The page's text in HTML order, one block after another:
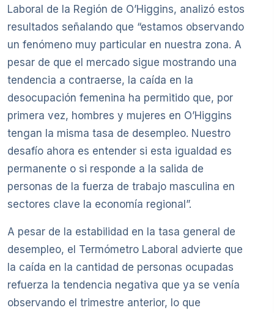
Laboral de la Región de O’Higgins, analizó estos
resultados señalando que “estamos observando
un fenómeno muy particular en nuestra zona. A
pesar de que el mercado sigue mostrando una
tendencia a contraerse, la caída en la
desocupación femenina ha permitido que, por
primera vez, hombres y mujeres en O’Higgins
tengan la misma tasa de desempleo. Nuestro
desafío ahora es entender si esta igualdad es
permanente o si responde a la salida de
personas de la fuerza de trabajo masculina en
sectores clave la economía regional”.
A pesar de la estabilidad en la tasa general de
desempleo, el Termómetro Laboral advierte que
la caída en la cantidad de personas ocupadas
refuerza la tendencia negativa que ya se venía
observando el trimestre anterior, lo que